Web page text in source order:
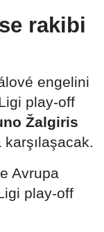
rakibi
engelini
play-off
Žalgiris
Avrupa
play-off